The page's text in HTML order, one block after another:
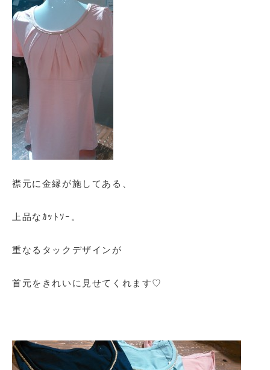
襟元に金縁が施してある、
上品なｶｯﾄｿｰ。
重なるタックデザインが
首元をきれいに見せてくれます♡